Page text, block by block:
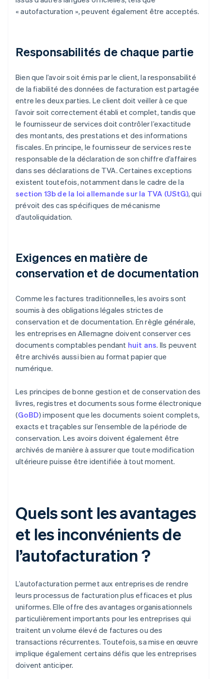
« autofacturation », peuvent également être acceptés.
Responsabilités de chaque partie
Bien que l’avoir soit émis par le client, la responsabilité
de la fiabilité des données de facturation est partagée
entre les deux parties. Le client doit veiller à ce que
l’avoir soit correctement établi et complet, tandis que
le fournisseur de services doit contrôler l’exactitude
des montants, des prestations et des informations
fiscales. En principe, le fournisseur de services reste
responsable de la déclaration de son chiffre d’affaires
dans ses déclarations de TVA. Certaines exceptions
existent toutefois, notamment dans le cadre de la
section 13b de la loi allemande sur la TVA (UStG), qui
prévoit des cas spécifiques de mécanisme
d’autoliquidation.
Exigences en matière de
conservation et de documentation
Comme les factures traditionnelles, les avoirs sont
soumis à des obligations légales strictes de
conservation et de documentation. En règle générale,
les entreprises en Allemagne doivent conserver ces
documents comptables pendant huit ans. Ils peuvent
être archivés aussi bien au format papier que
numérique.
Les principes de bonne gestion et de conservation des
livres, registres et documents sous forme électronique
(GoBD) imposent que les documents soient complets,
exacts et traçables sur l’ensemble de la période de
conservation. Les avoirs doivent également être
archivés de manière à assurer que toute modification
ultérieure puisse être identifiée à tout moment.
Quels sont les avantages
et les inconvénients de
l’autofacturation ?
L’autofacturation permet aux entreprises de rendre
leurs processus de facturation plus efficaces et plus
uniformes. Elle offre des avantages organisationnels
particulièrement importants pour les entreprises qui
traitent un volume élevé de factures ou des
transactions récurrentes. Toutefois, sa mise en œuvre
implique également certains défis que les entreprises
doivent anticiper.